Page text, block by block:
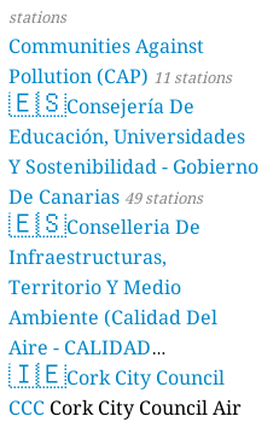
stations
Communities Against
Pollution (CAP) 11 stations
🇪🇸Consejería De
Educación, Universidades
Y Sostenibilidad - Gobierno
De Canarias 49 stations
🇪🇸Conselleria De
Infraestructuras,
Territorio Y Medio
Ambiente (Calidad Del
Aire - CALIDAD
AMBIENTAL) 23 stations
🇮🇪Cork City Council
CCC Cork City Council Air